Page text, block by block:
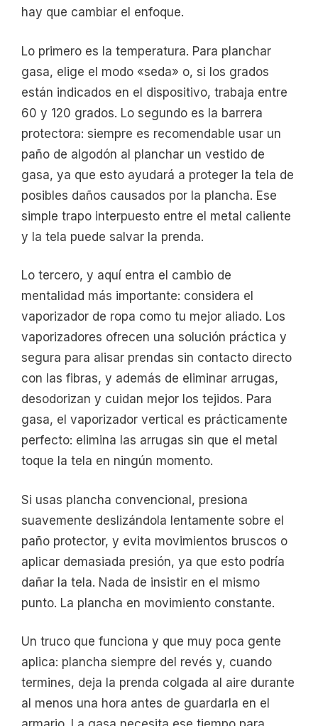
hay que cambiar el enfoque.
Lo primero es la temperatura. Para planchar
gasa, elige el modo «seda» o, si los grados
están indicados en el dispositivo, trabaja entre
60 y 120 grados. Lo segundo es la barrera
protectora: siempre es recomendable usar un
paño de algodón al planchar un vestido de
gasa, ya que esto ayudará a proteger la tela de
posibles daños causados por la plancha. Ese
simple trapo interpuesto entre el metal caliente
y la tela puede salvar la prenda.
Lo tercero, y aquí entra el cambio de
mentalidad más importante: considera el
vaporizador de ropa como tu mejor aliado. Los
vaporizadores ofrecen una solución práctica y
segura para alisar prendas sin contacto directo
con las fibras, y además de eliminar arrugas,
desodorizan y cuidan mejor los tejidos. Para
gasa, el vaporizador vertical es prácticamente
perfecto: elimina las arrugas sin que el metal
toque la tela en ningún momento.
Si usas plancha convencional, presiona
suavemente deslizándola lentamente sobre el
paño protector, y evita movimientos bruscos o
aplicar demasiada presión, ya que esto podría
dañar la tela. Nada de insistir en el mismo
punto. La plancha en movimiento constante.
Un truco que funciona y que muy poca gente
aplica: plancha siempre del revés y, cuando
termines, deja la prenda colgada al aire durante
al menos una hora antes de guardarla en el